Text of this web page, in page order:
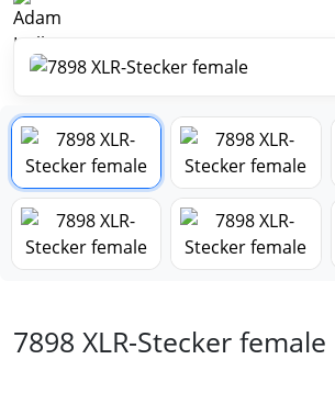
7898 XLR-Stecker female